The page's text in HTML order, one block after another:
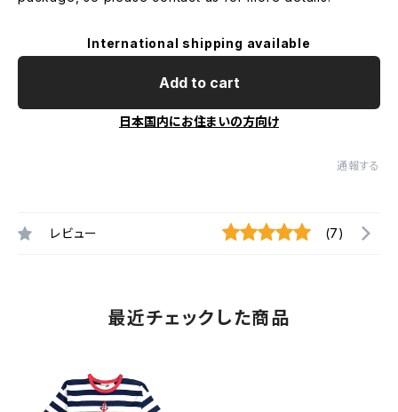
International shipping available
Add to cart
日本国内にお住まいの方向け
通報する
レビュー (7)
最近チェックした商品